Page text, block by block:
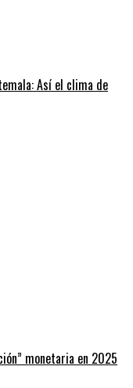
Así el clima de
monetaria en 2025